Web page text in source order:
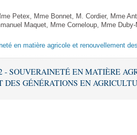
Petex, Mme Bonnet, M. Cordier, Mme
Maquet, Mme Corneloup, Mme
en matière agricole et renouvellement
- SOUVERAINETÉ EN MATIÈRE
GÉNÉRATIONS EN